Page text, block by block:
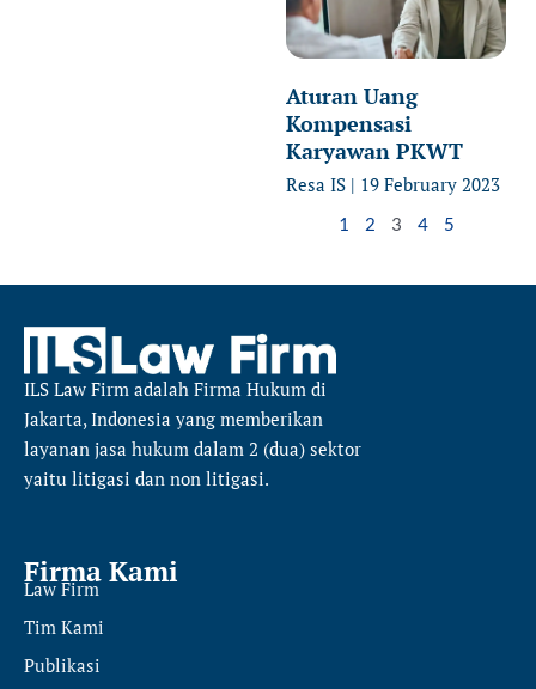
Aturan Uang
Kompensasi
Karyawan PKWT
Resa IS 19 February 2023
1 2 3 4 5
ILS Law Firm adalah Firma Hukum di
Jakarta, Indonesia yang memberikan
layanan jasa hukum dalam 2 (dua) sektor
yaitu litigasi dan non litigasi.
Firma Kami
Law Firm
Tim Kami
Publikasi